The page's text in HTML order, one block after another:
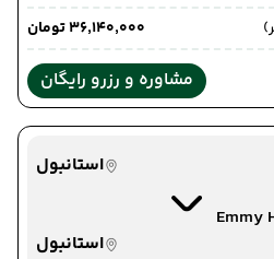
۳۶٬۱۴۰٬۰۰۰ تومان
مشاوره و رزرو رایگان
استانبول
Emmy
استانبول